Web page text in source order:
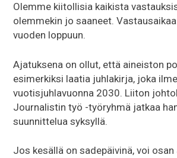
Olemme kiitollisia kaikista
olemmekin jo saaneet.
vuoden loppuun.
Ajatuksena on ollut, että aineiston
esimerkiksi laatia juhlakirja, joka
vuotisjuhlavuonna 2030. Liiton
Journalistin työ -työryhmä jatkaa
suunnittelua syksyllä.
Jos kesällä on sadepäivinä, voi